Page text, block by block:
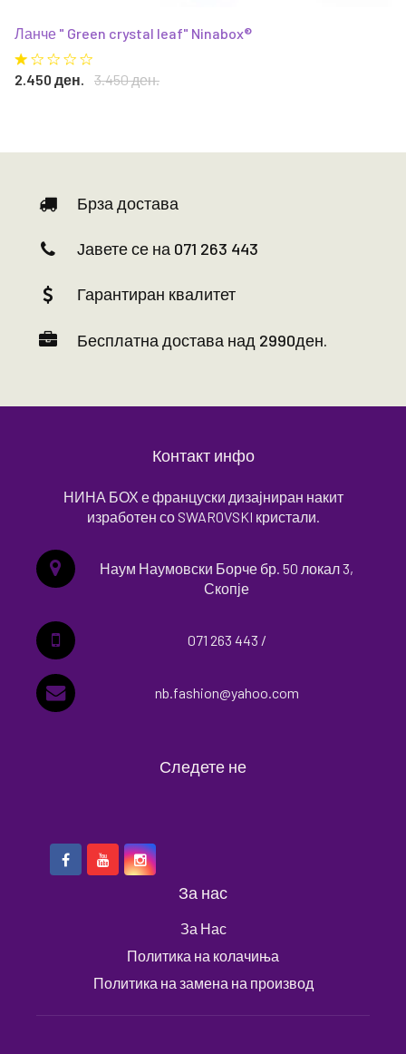
Ланче " Green crystal leaf" Ninabox®
2.450 ден. 3.450 ден.
Брза достава
Јавете се на 071 263 443
Гарантиран квалитет
Бесплатна достава над 2990ден.
Контакт инфо
НИНА БОХ е француски дизајниран накит
изработен со SWAROVSKI кристали.
Наум Наумовски Борче бр. 50 локал 3,
Скопје
071 263 443 /
nb.fashion@yahoo.com
Следете не
За нас
За Нас
Политика на колачиња
Политика на замена на производ